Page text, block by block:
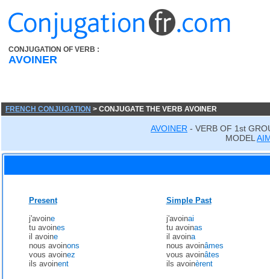
CONJUGATION OF VERB :
AVOINER
FRENCH CONJUGATION > CONJUGATE THE VERB AVOINER
AVOINER - VERB OF 1st
MODEL
Present
j'avoine
tu avoines
il avoine
nous avoinons
vous avoinez
ils avoinent
Simple Past
j'avoinai
tu avoinas
il avoina
nous avoinâmes
vous avoinâtes
ils avoinèrent